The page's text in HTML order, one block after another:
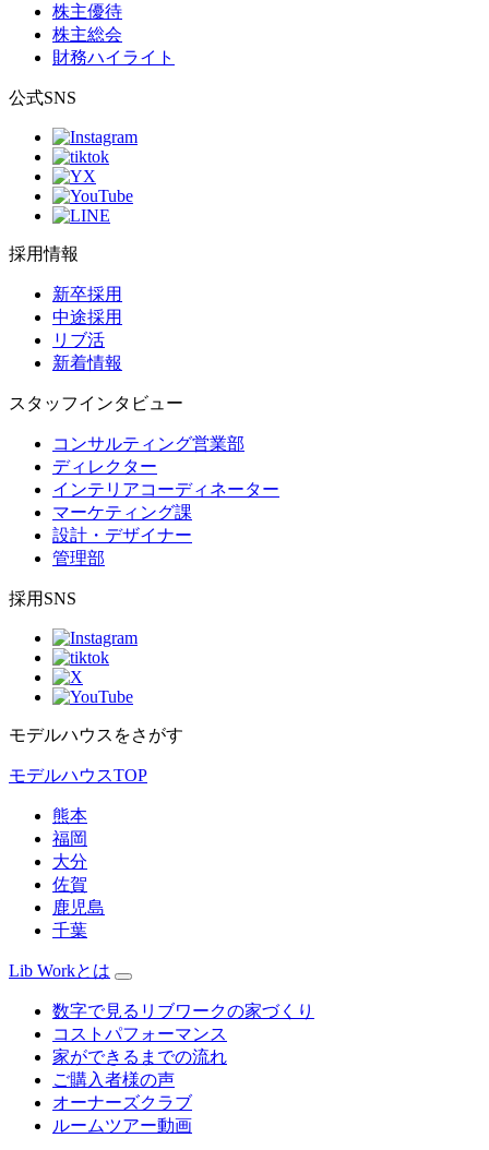
株主優待
株主総会
財務ハイライト
公式SNS
採用情報
新卒採用
中途採用
リブ活
新着情報
スタッフインタビュー
コンサルティング営業部
ディレクター
インテリアコーディネーター
マーケティング課
設計・デザイナー
管理部
採用SNS
モデルハウスをさがす
モデルハウスTOP
熊本
福岡
大分
佐賀
鹿児島
千葉
Lib Workとは
数字で見るリブワークの家づくり
コストパフォーマンス
家ができるまでの流れ
ご購入者様の声
オーナーズクラブ
ルームツアー動画